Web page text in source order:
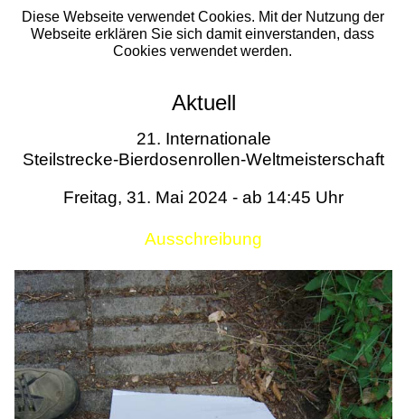
Startseite
Literatur
Termine
Diese Webseite verwendet Cookies. Mit der Nutzung der
Webseite erklären Sie sich damit einverstanden, dass
Cookies verwendet werden.
Aktuell
21. Internationale
Steilstrecke-Bierdosenrollen-Weltmeisterschaft
Freitag, 31. Mai 2024 - ab 14:45 Uhr
Ausschreibung